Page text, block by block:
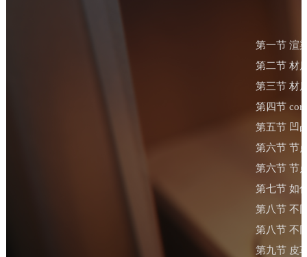
第一节 渲
第二节 材
第三节 材
第四节
第五节 凹
第六节 节
第六节 节
第七节 如
第八节 不
第八节 不
第九节 皮